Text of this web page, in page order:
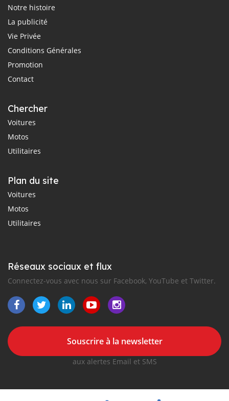
Notre histoire
La publicité
Vie Privée
Conditions Générales
Promotion
Contact
Chercher
Voitures
Motos
Utilitaires
Plan du site
Voitures
Motos
Utilitaires
Réseaux sociaux et flux
Connectez-vous avec nous sur Facebook, YouTube et Twitter.
Souscrire à la newsletter
aux alertes Email et SMS